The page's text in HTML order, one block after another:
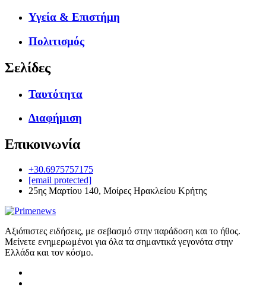
Υγεία & Επιστήμη
Πολιτισμός
Σελίδες
Ταυτότητα
Διαφήμιση
Επικοινωνία
+30.6975757175
[email protected]
25ης Μαρτίου 140, Μοίρες Ηρακλείου Κρήτης
Αξιόπιστες ειδήσεις, με σεβασμό στην παράδοση και το ήθος.
Μείνετε ενημερωμένοι για όλα τα σημαντικά γεγονότα στην
Ελλάδα και τον κόσμο.